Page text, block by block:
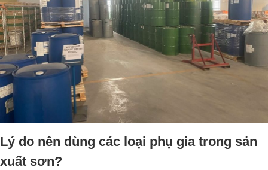
Lý do nên dùng các loại phụ gia trong sản
xuất sơn?